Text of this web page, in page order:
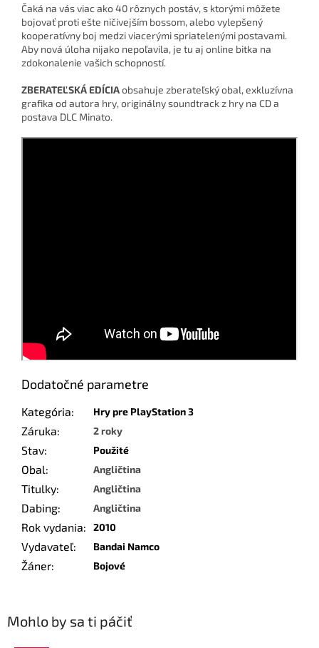
Mohlo by sa ti páčiť
Čaká na vás viac ako 40 rôznych postáv, s ktorými môžete
bojovať proti ešte ničivejším bossom, alebo vylepšený
kooperatívny boj medzi viacerými spriatelenými postavami.
Aby nová úloha nijako nepoľavila, je tu aj online bitka na
zdokonalenie vašich schopností.
ZBERATEĽSKÁ EDÍCIAobsahuje zberateľský obal, exkluzívna
grafika od autora hry, originálny soundtrack z hry na CD a
postava DLC Minato.
Dodatočné parametre
Kategória: Hry pre PlayStation 3
Záruka: 2 roky
Stav: Použité
Obal: Angličtina
Titulky: Angličtina
Dabing: Angličtina
Rok vydania: 2010
Vydavateľ: Bandai Namco
Žáner: Bojové